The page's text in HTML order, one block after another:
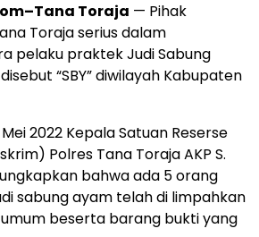
Toraja — Pihak
Toraja serius dalam
pelaku praktek Judi Sabung
“SBY” diwilayah Kabupaten
2022 Kepala Satuan Reserse
Polres Tana Toraja AKP S.
bahwa ada 5 orang
sabung ayam telah di limpahkan
beserta barang bukti yang